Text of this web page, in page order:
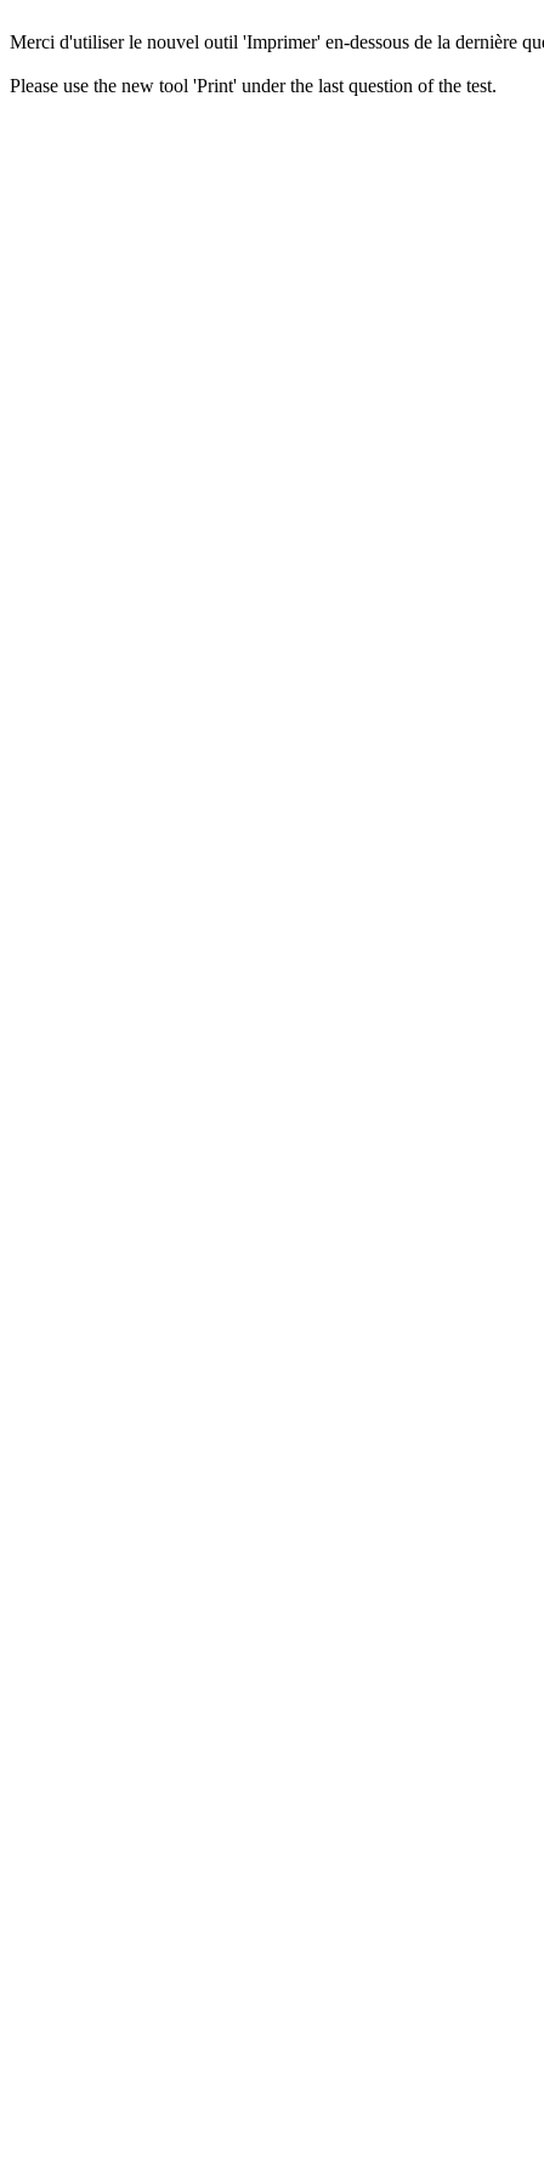
Merci d'utiliser le nouvel outil 'Imprimer' en-dessous de la dernière
Please use the new tool 'Print' under the last question of the test.